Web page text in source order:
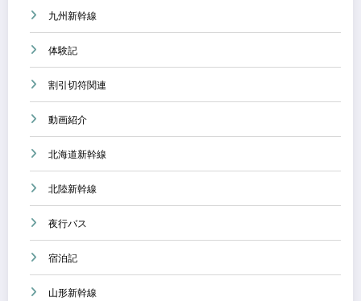
九州新幹線
体験記
割引切符関連
動画紹介
北海道新幹線
北陸新幹線
夜行バス
宿泊記
山形新幹線